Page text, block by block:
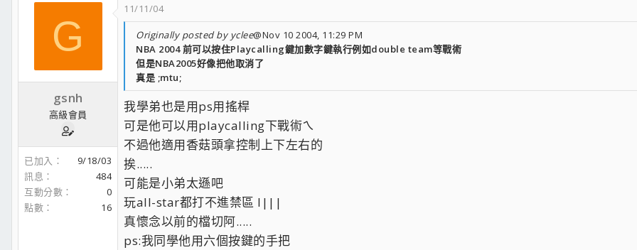
G
gsnh
高級會員
已加入
9/18/03
訊息
484
互動分數
0
點數
16
11/11/04
Originally posted by yclee@Nov 10 2004, 11:29 PM
NBA 2004 前可以按住Playcalling鍵加數字鍵執行例如double team等戰術
但是NBA2005好像把他取消了
真是 ;mtu;
我學弟也是用ps用搖桿
可是他可以用playcalling下戰術ㄟ
不過他適用香菇頭拿控制上下左右的
挨.....
可能是小弟太遜吧
玩all-star都打不進禁區 l|||
真懷念以前的檔切阿.....
ps:我同學他用六個按鍵的手把